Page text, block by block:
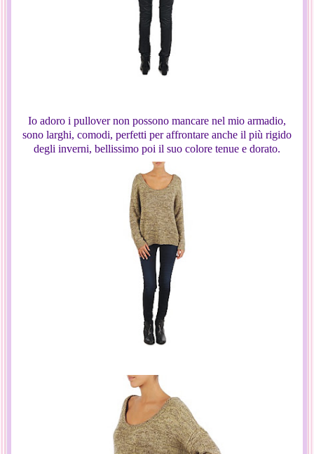
Io adoro i pullover non possono mancare nel mio armadio,
sono larghi, comodi, perfetti per affrontare anche il più rigido
degli inverni, bellissimo poi il suo colore tenue e dorato.